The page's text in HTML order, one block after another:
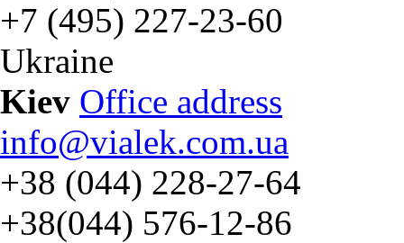
+7 (495) 227-23-60
Ukraine
Kiev Office address
info@vialek.com.ua
+38 (044) 228-27-64
+38(044) 576-12-86